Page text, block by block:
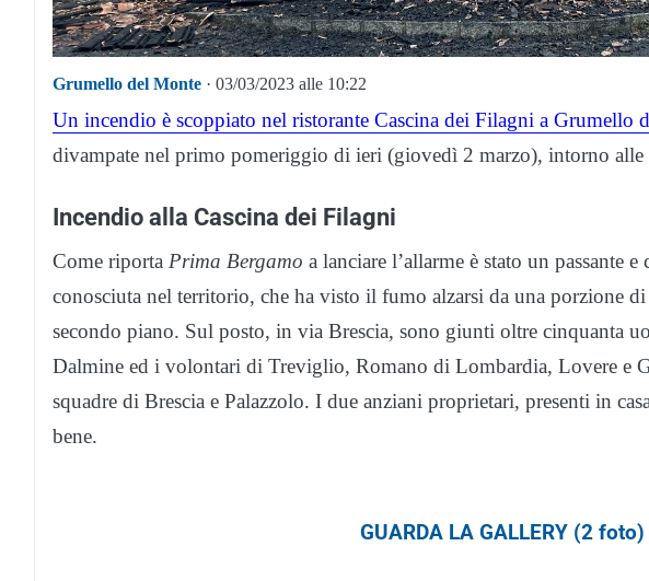
Grumello del Monte · 03/03/2023 alle 10:22
Un incendio è scoppiato nel ristorante Cascina dei Filagni a Grumello
divampate nel primo pomeriggio di ieri (giovedì 2 marzo), intorno alle
Incendio alla Cascina dei Filagni
Come riporta Prima Bergamo a lanciare l’allarme è stato un passante
conosciuta nel territorio, che ha visto il fumo alzarsi da una porzione
secondo piano. Sul posto, in via Brescia, sono giunti oltre cinquanta
Dalmine ed i volontari di Treviglio, Romano di Lombardia, Lovere e
squadre di Brescia e Palazzolo. I due anziani proprietari, presenti in
bene.
GUARDA LA GALLERY (2 foto)